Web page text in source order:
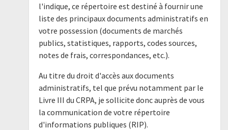
l'indique, ce répertoire est destiné à fournir une
liste des principaux documents administratifs en
votre possession (documents de marchés
publics, statistiques, rapports, codes sources,
notes de frais, correspondances, etc.).
Au titre du droit d'accès aux documents
administratifs, tel que prévu notamment par le
Livre III du CRPA, je sollicite donc auprès de vous
la communication de votre répertoire
d'informations publiques (RIP).